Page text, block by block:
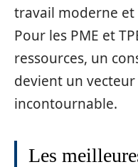
travail moderne et
Pour les PME et
ressources, un
devient un vecteur
incontournable.
Les